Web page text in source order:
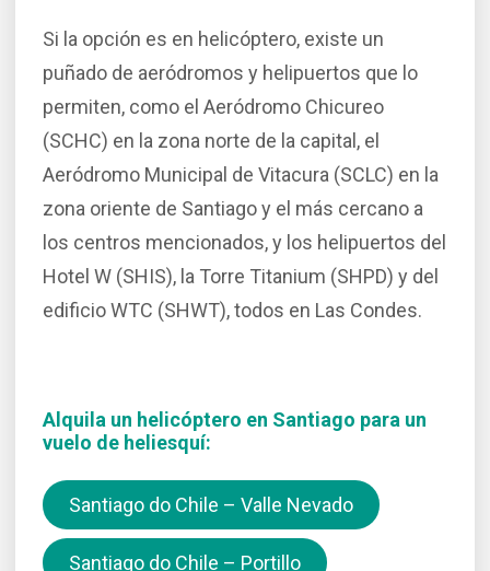
Si la opción es en helicóptero, existe un
puñado de aeródromos y helipuertos que lo
permiten, como el Aeródromo Chicureo
(SCHC) en la zona norte de la capital, el
Aeródromo Municipal de Vitacura (SCLC) en la
zona oriente de Santiago y el más cercano a
los centros mencionados, y los helipuertos del
Hotel W (SHIS), la Torre Titanium (SHPD) y del
edificio WTC (SHWT), todos en Las Condes.
Alquila un helicóptero en Santiago para un
vuelo de heliesquí:
Santiago do Chile – Valle Nevado
Santiago do Chile – Portillo